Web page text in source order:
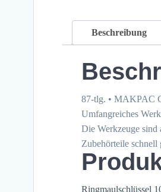
Beschreibung
87-tlg. • MAKPAC
Umfangreiches
Die Werkzeuge sind
Zubehörteile schnell
Ringmaulschlüssel